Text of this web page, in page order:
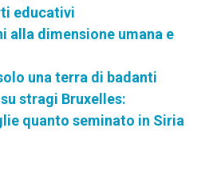
educativi
alla dimensione umana e
una terra di badanti
stragi Bruxelles:
quanto seminato in Siria